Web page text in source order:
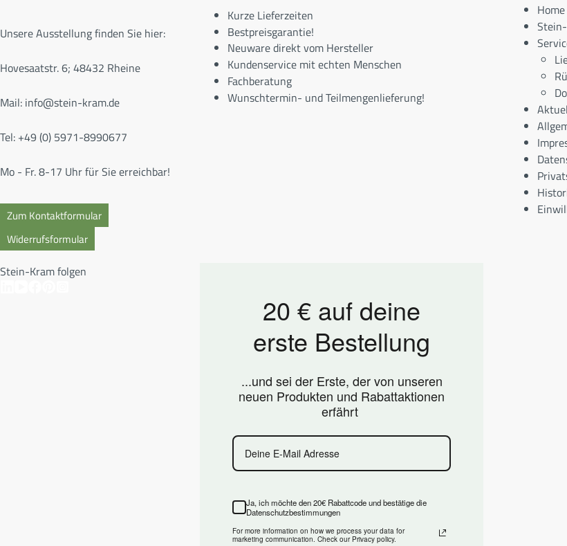
Unsere Ausstellung finden Sie hier:
Hovesaatstr. 6; 48432 Rheine
Mail: info@stein-kram.de
Tel: +49 (0) 5971-8990677
Mo - Fr. 8-17 Uhr für Sie erreichbar!
Zum Kontaktformular
Widerrufsformular
Kurze Lieferzeiten
Bestpreisgarantie!
Neuware direkt vom Hersteller
Kundenservice mit echten Menschen
Fachberatung
Wunschtermin- und Teilmengenlieferung!
Home
Stein-Kram folgen
20 € auf deine
erste Bestellung
...und sei der Erste, der von unseren
neuen Produkten und Rabattaktionen
erfährt
Ja, ich möchte den 20€ Rabattcode und bestätige die
Datenschutzbestimmungen
For more information on how we process your data for
marketing communication. Check our Privacy policy.